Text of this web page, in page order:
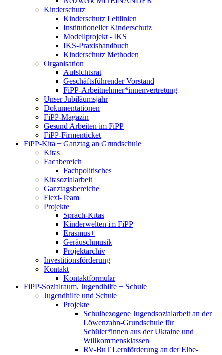
Kinderschutz
Kinderschutz Leitlinien
Institutioneller Kinderschutz
Modellprojekt - IKS
IKS-Praxishandbuch
Kinderschutz Methoden
Organisation
Aufsichtsrat
Geschäftsführender Vorstand
FiPP-Arbeitnehmer*​innenvertretung
Unser Jubiläumsjahr
Dokumentationen
FiPP-Magazin
Gesund Arbeiten im FiPP
FiPP-Firmenticket
FiPP-Kita + Ganztag an Grundschule
Kitas
Fachbereich
Fachpolitisches
Kitasozialarbeit
Ganztagsbereiche
Flexi-Team
Projekte
Sprach-Kitas
Kinderwelten im FiPP
Erasmus+
Geräuschmusik
Projektarchiv
Investitionsförderung
Kontakt
Kontaktformular
FiPP-Sozialraum, Jugendhilfe + Schule
Jugendhilfe und Schule
Projekte
Schulbezogene Jugendsozialarbeit an der
Löwenzahn-Grundschule für
Schüler*innen aus der Ukraine und
Willkommensklassen
RV-BuT Lernförderung an der Elbe-